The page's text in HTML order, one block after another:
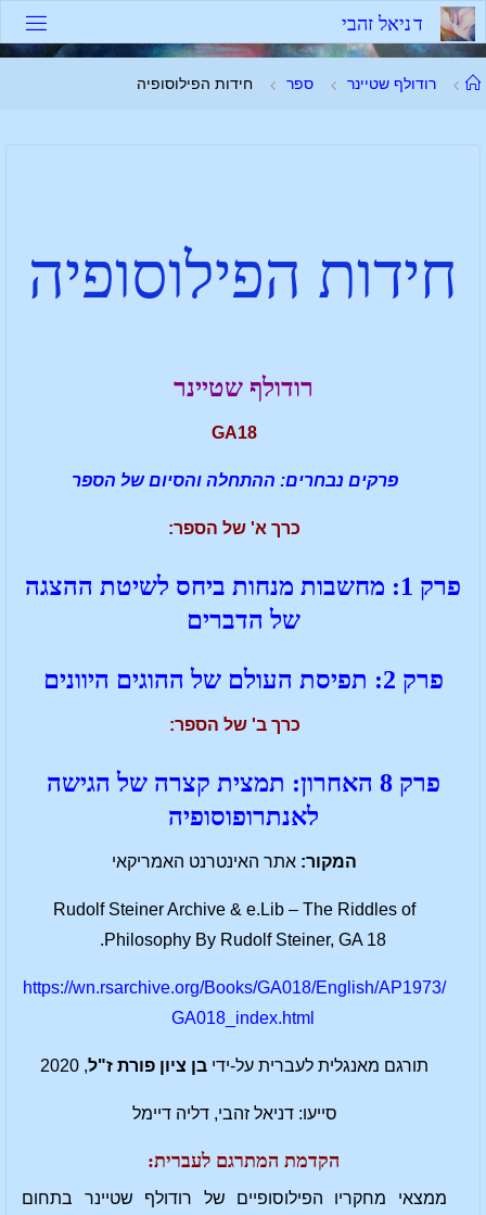
דניאל זהבי
רודולף שטיינר ספר חידות הפילוסופיה
חידות הפילוסופיה
רודולף שטיינר
GA18
פרקים נבחרים: ההתחלה והסיום של הספר
כרך א' של הספר:
פרק 1: מחשבות מנחות ביחס לשיטת ההצגה
של הדברים
פרק 2: תפיסת העולם של ההוגים היוונים
כרך ב' של הספר:
פרק 8 האחרון: תמצית קצרה של הגישה
לאנתרופוסופיה
המקור: אתר האינטרנט האמריקאי
Rudolf Steiner Archive & e.Lib – The Riddles of
Philosophy By Rudolf Steiner, GA 18.
https://wn.rsarchive.org/Books/GA018/English/AP1973/
GA018_index.html
תורגם מאנגלית לעברית על-ידי בן ציון פורת ז"ל, 2020
סייעו: דניאל זהבי, דליה דיימל
הקדמת המתרגם לעברית:
ממצאי מחקריו הפילוסופיים של רודולף שטיינר בתחום